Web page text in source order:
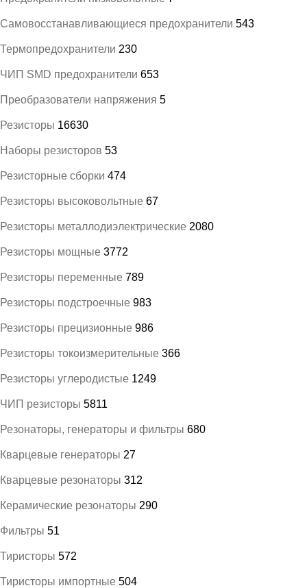
Самовосстанавливающиеся предохранители 543
Термопредохранители 230
ЧИП SMD предохранители 653
Преобразователи напряжения 5
Резисторы 16630
Наборы резисторов 53
Резисторные сборки 474
Резисторы высоковольтные 67
Резисторы металлодиэлектрические 2080
Резисторы мощные 3772
Резисторы переменные 789
Резисторы подстроечные 983
Резисторы прецизионные 986
Резисторы токоизмерительные 366
Резисторы углеродистые 1249
ЧИП резисторы 5811
Резонаторы, генераторы и фильтры 680
Кварцевые генераторы 27
Кварцевые резонаторы 312
Керамические резонаторы 290
Фильтры 51
Тиристоры 572
Тиристоры импортные 504